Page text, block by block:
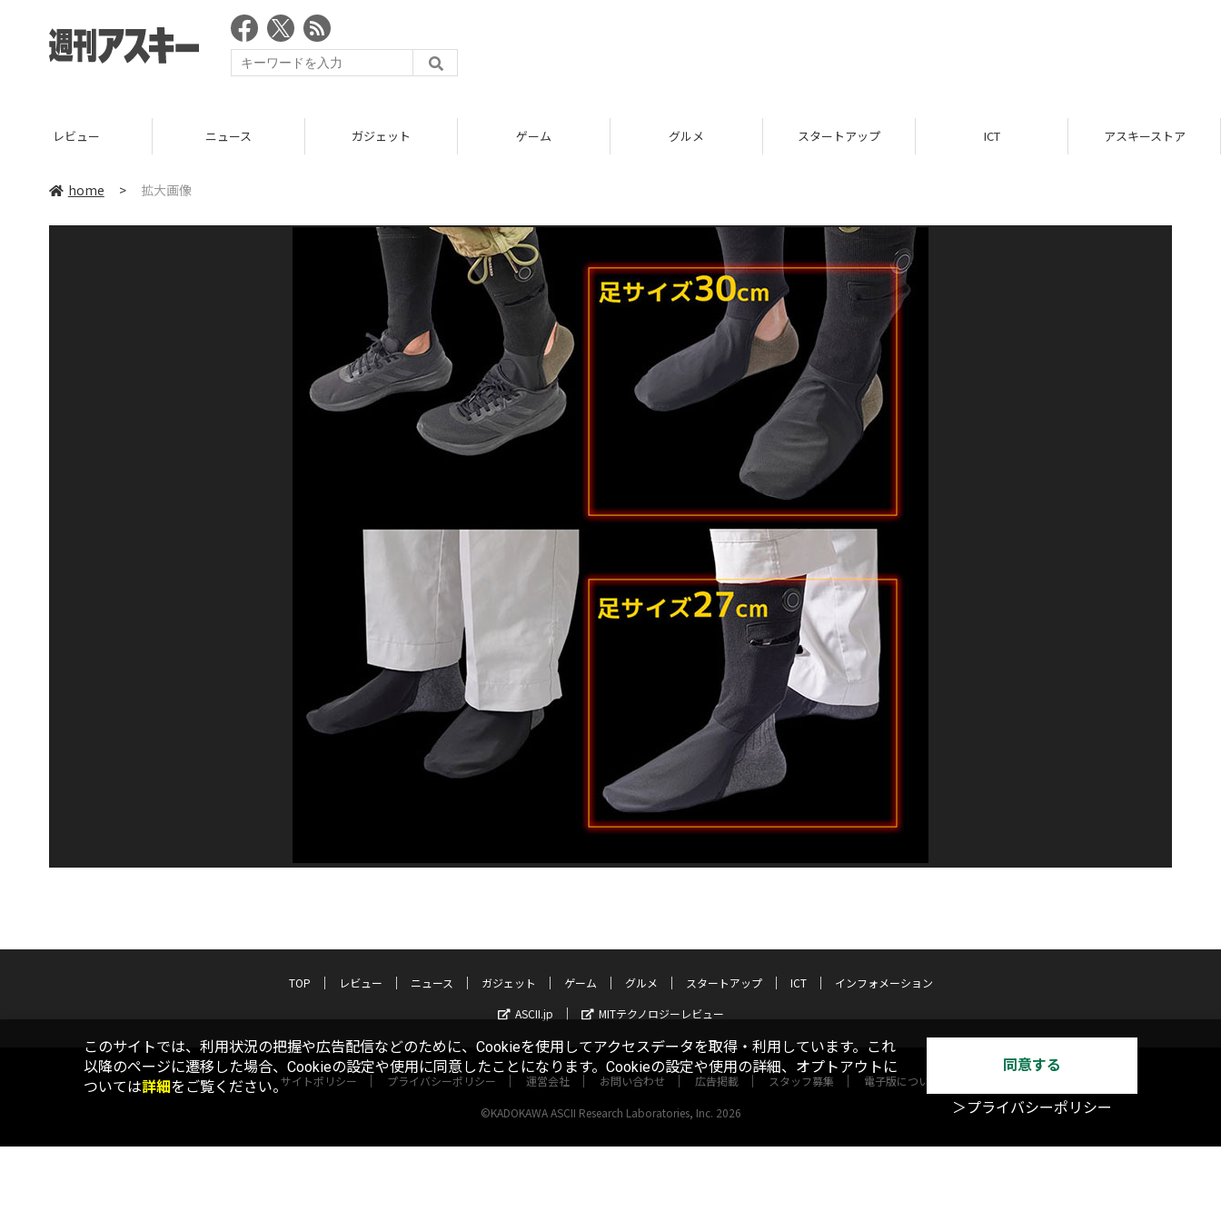
レビュー ニュース ガジェット ゲーム グルメ スタートアップ ICT アスキーストア
home > 拡大画像
TOP レビュー ニュース ガジェット ゲーム グルメ スタートアップ ICT
インフォメーション
ASCII.jp
MITテクノロジーレビュー
サイトポリシー プライバシーポリシー 運営会社 お問い合わせ 広告掲載 スタッフ募集 電子版について
©KADOKAWA ASCII Research Laboratories, Inc. 2026
このサイトでは、利用状況の把握や広告配信などのために、Cookieを使用してアクセスデータを取得・利用しています。これ
以降のページに遷移した場合、Cookieの設定や使用に同意したことになります。Cookieの設定や使用の詳細、オプトアウトに
ついては詳細をご覧ください。
同意する
＞プライバシーポリシー